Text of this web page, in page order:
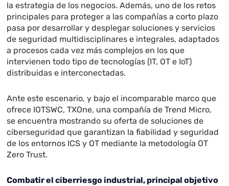
la estrategia de los negocios. Además, uno de los retos
principales para proteger a las compañías a corto plazo
pasa por desarrollar y desplegar soluciones y servicios
de seguridad multidisciplinares e integrales, adaptados
a procesos cada vez más complejos en los que
intervienen todo tipo de tecnologías (IT, OT e IoT)
distribuidas e interconectadas.
Ante este escenario, y bajo el incomparable marco que
ofrece IOTSWC, TXOne, una compañía de Trend Micro,
se encuentra mostrando su oferta de soluciones de
ciberseguridad que garantizan la fiabilidad y seguridad
de los entornos ICS y OT mediante la metodología OT
Zero Trust.
Combatir el ciberriesgo industrial, principal objetivo